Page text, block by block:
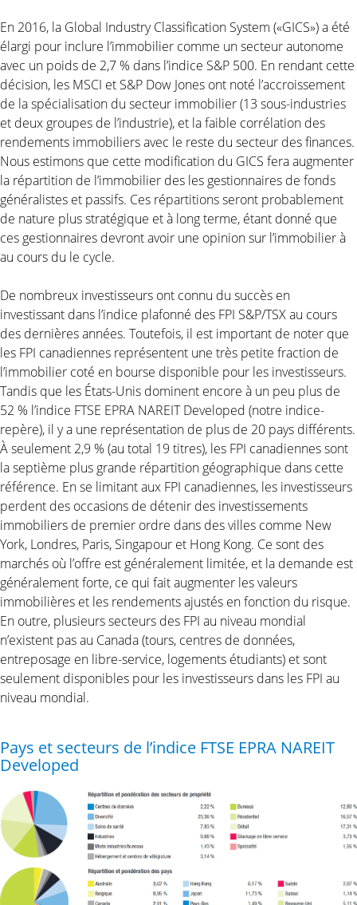
En 2016, la Global Industry Classification System («GICS») a été
élargi pour inclure l’immobilier comme un secteur autonome
avec un poids de 2,7 % dans l’indice S&P 500. En rendant cette
décision, les MSCI et S&P Dow Jones ont noté l’accroissement
de la spécialisation du secteur immobilier (13 sous-industries
et deux groupes de l’industrie), et la faible corrélation des
rendements immobiliers avec le reste du secteur des finances.
Nous estimons que cette modification du GICS fera augmenter
la répartition de l’immobilier des les gestionnaires de fonds
généralistes et passifs. Ces répartitions seront probablement
de nature plus stratégique et à long terme, étant donné que
ces gestionnaires devront avoir une opinion sur l’immobilier à
au cours du le cycle.
De nombreux investisseurs ont connu du succès en
investissant dans l’indice plafonné des FPI S&P/TSX au cours
des dernières années. Toutefois, il est important de noter que
les FPI canadiennes représentent une très petite fraction de
l’immobilier coté en bourse disponible pour les investisseurs.
Tandis que les États-Unis dominent encore à un peu plus de
52 % l’indice FTSE EPRA NAREIT Developed (notre indice-
repère), il y a une représentation de plus de 20 pays différents.
À seulement 2,9 % (au total 19 titres), les FPI canadiennes sont
la septième plus grande répartition géographique dans cette
référence. En se limitant aux FPI canadiennes, les investisseurs
perdent des occasions de détenir des investissements
immobiliers de premier ordre dans des villes comme New
York, Londres, Paris, Singapour et Hong Kong. Ce sont des
marchés où l’offre est généralement limitée, et la demande est
généralement forte, ce qui fait augmenter les valeurs
immobilières et les rendements ajustés en fonction du risque.
En outre, plusieurs secteurs des FPI au niveau mondial
n’existent pas au Canada (tours, centres de données,
entreposage en libre-service, logements étudiants) et sont
seulement disponibles pour les investisseurs dans les FPI au
niveau mondial.
Pays et secteurs de l’indice FTSE EPRA NAREIT
Developed